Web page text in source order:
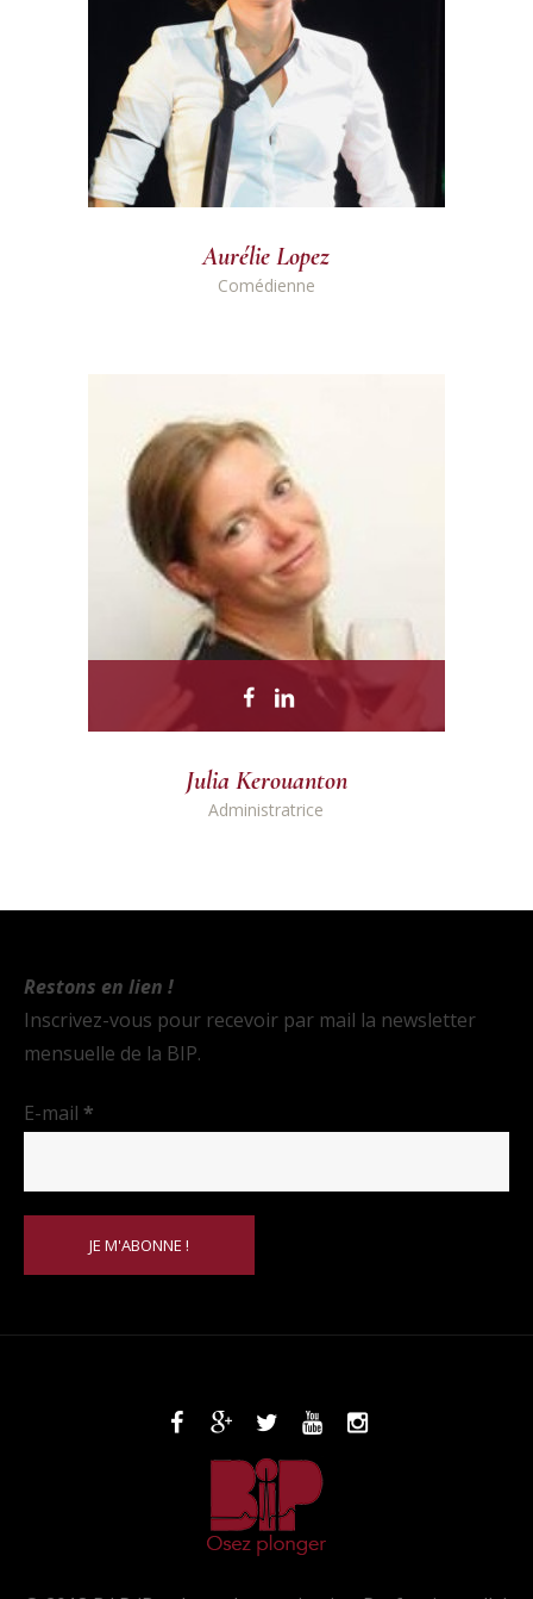
Aurélie Lopez
Comédienne
Julia Kerouanton
Administratrice
Restons en lien !
Inscrivez-vous pour recevoir par mail la newsletter
mensuelle de la BIP.
E-mail *